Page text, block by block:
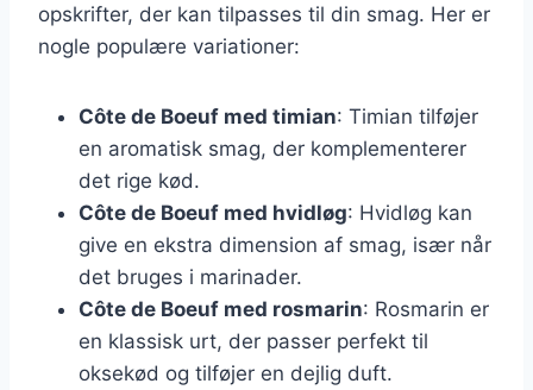
opskrifter, der kan tilpasses til din smag. Her er
nogle populære variationer:
Côte de Boeuf med timian: Timian tilføjer
en aromatisk smag, der komplementerer
det rige kød.
Côte de Boeuf med hvidløg: Hvidløg kan
give en ekstra dimension af smag, især når
det bruges i marinader.
Côte de Boeuf med rosmarin: Rosmarin er
en klassisk urt, der passer perfekt til
oksekød og tilføjer en dejlig duft.